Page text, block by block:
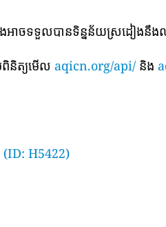
ងអាចទទួលបានទិន្នន័យស្រដៀងនឹង
និត្យមើល aqicn.org/api/ និង
H5422)